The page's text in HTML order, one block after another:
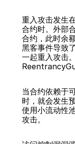
重入攻击发生
合约时。外部
合约，此时余
黑客事件导致
一起重入攻击
当合约依赖于
时，就会发生
使用小流动性
攻击。